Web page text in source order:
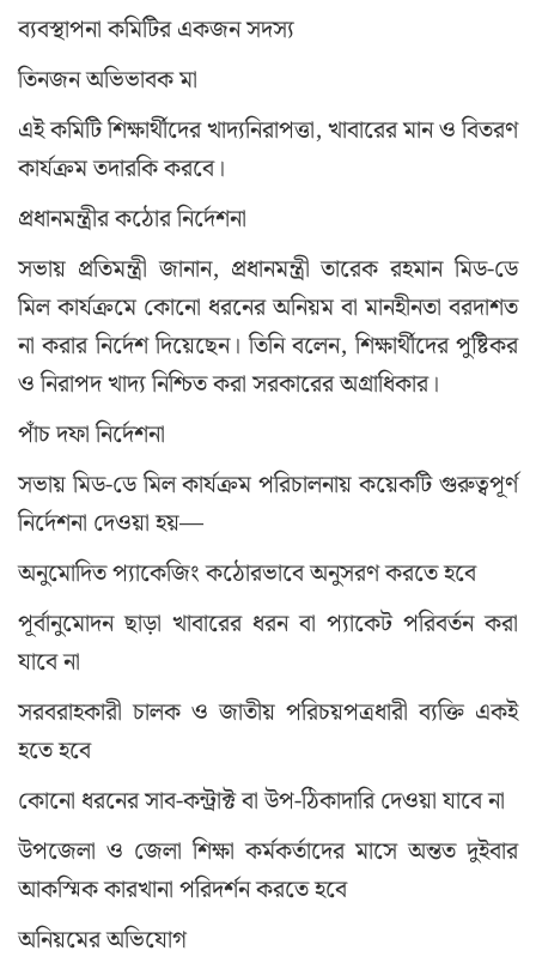
ব্যবস্থাপনা কমিটির একজন সদস্য
তিনজন অভিভাবক মা
এই কমিটি শিক্ষার্থীদের খাদ্যনিরাপত্তা, খাবারের মান ও বিতরণ
কার্যক্রম তদারকি করবে।
প্রধানমন্ত্রীর কঠোর নির্দেশনা
সভায় প্রতিমন্ত্রী জানান, প্রধানমন্ত্রী তারেক রহমান মিড-ডে
মিল কার্যক্রমে কোনো ধরনের অনিয়ম বা মানহীনতা বরদাশত
না করার নির্দেশ দিয়েছেন। তিনি বলেন, শিক্ষার্থীদের পুষ্টিকর
ও নিরাপদ খাদ্য নিশ্চিত করা সরকারের অগ্রাধিকার।
পাঁচ দফা নির্দেশনা
সভায় মিড-ডে মিল কার্যক্রম পরিচালনায় কয়েকটি গুরুত্বপূর্ণ
নির্দেশনা দেওয়া হয়—
অনুমোদিত প্যাকেজিং কঠোরভাবে অনুসরণ করতে হবে
পূর্বানুমোদন ছাড়া খাবারের ধরন বা প্যাকেট পরিবর্তন করা
যাবে না
সরবরাহকারী চালক ও জাতীয় পরিচয়পত্রধারী ব্যক্তি একই
হতে হবে
কোনো ধরনের সাব-কন্ট্রাক্ট বা উপ-ঠিকাদারি দেওয়া যাবে না
উপজেলা ও জেলা শিক্ষা কর্মকর্তাদের মাসে অন্তত দুইবার
আকস্মিক কারখানা পরিদর্শন করতে হবে
অনিয়মের অভিযোগ